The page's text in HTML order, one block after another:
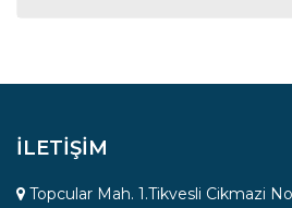
İLETİŞİM
Topcular Mah. 1.Tikvesli Cikmazi